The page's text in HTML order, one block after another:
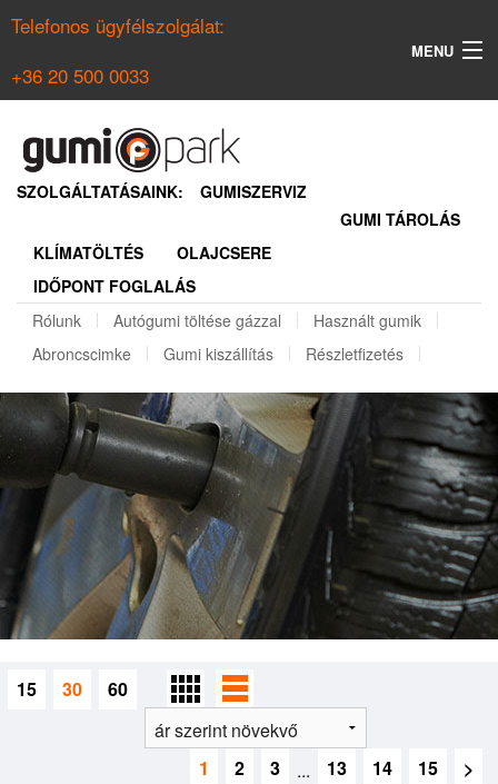
Telefonos ügyfélszolgálat:
+36 20 500 0033
MENU
NYÁRI GUMI KERESŐ
REGISZTRÁCIÓ
SZOLGÁLTATÁSAINK:
GUMISZERVIZ
GUMI TÁROLÁS
KLÍMATÖLTÉS
OLAJCSERE
IDŐPONT FOGLALÁS
Rólunk
Autógumi töltése gázzal
Használt gumik
Abroncscimke
Gumi kiszállítás Részletfizetés
15 30 60
1 2 3 ... 13 14 15 >